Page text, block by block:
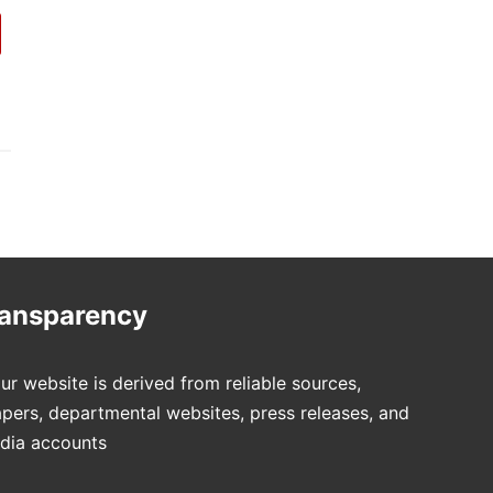
website is derived from reliable sources,
departmental websites, press releases, and
accounts